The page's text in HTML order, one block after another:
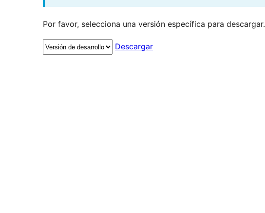
Por favor, selecciona una versión específica para descargar.
Descargar